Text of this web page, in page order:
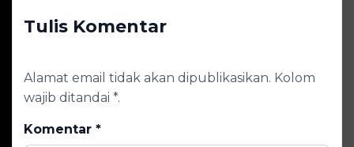
Tulis Komentar
Alamat email tidak akan dipublikasikan. Kolom
wajib ditandai *.
Komentar *